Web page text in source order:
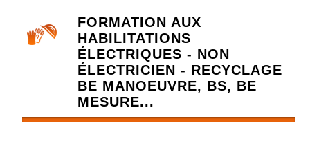
FORMATION AUX
HABILITATIONS
ÉLECTRIQUES - NON
ÉLECTRICIEN - RECYCLAGE
BE MANOEUVRE, BS, BE
MESURE...